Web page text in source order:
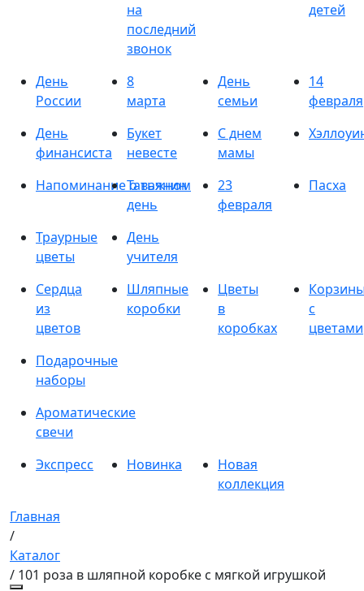
на
последний
звонок
детей
День
России
8
марта
День
семьи
14
февраля
День
финансиста
Букет
невесте
С днем
мамы
Напоминание о важном
Татьянин
день
23
февраля
Пасха
Траурные
цветы
День
учителя
Сердца
из
цветов
Шляпные
коробки
Цветы
в
коробках
с
цветами
Подарочные
наборы
Ароматические
свечи
Экспресс
Новинка
Новая
коллекция
Главная
/
Каталог
/ 101 роза в шляпной коробке c мягкой игрушкой